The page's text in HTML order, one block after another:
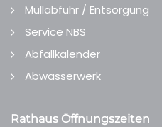
Müllabfuhr / Entsorgung
Service NBS
Abfallkalender
Abwasserwerk
Rathaus Öffnungszeiten